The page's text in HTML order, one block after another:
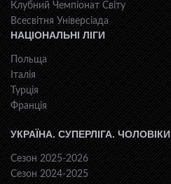
Клубний Чемпіонат Світу
Всесвiтня Унiверсiaда
НАЦІОНАЛЬНІ ЛІГИ
Польща
Італія
Турція
Франція
УКРАЇНА. СУПЕРЛІГА. ЧОЛОВІКИ
Сезон 2025-2026
Сезон 2024-2025